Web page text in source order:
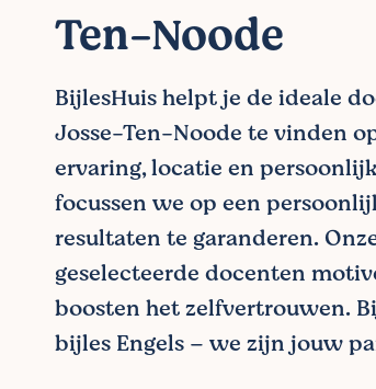
Ten-Noode
BijlesHuis helpt je de ideale
Josse-Ten-Noode te vinden
ervaring, locatie en
focussen we op een
resultaten te garanderen.
geselecteerde docenten
boosten het zelfvertrouwen.
bijles Engels – we zijn jouw